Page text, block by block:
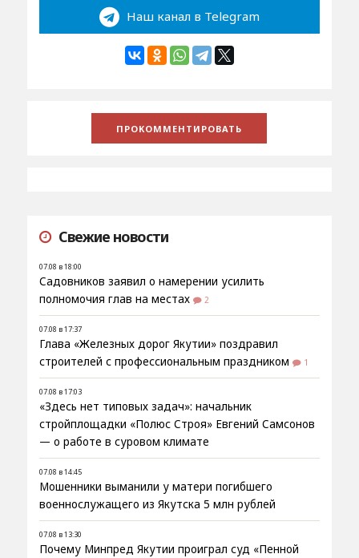
Наш канал в Telegram
Свежие новости
07.08 в 18:00
Садовников заявил о намерении усилить
полномочия глав на местах
2
07.08 в 17:37
Глава «Железных дорог Якутии» поздравил
строителей с профессиональным праздником
1
07.08 в 17:03
«Здесь нет типовых задач»: начальник
стройплощадки «Полюс Строя» Евгений Самсонов
— о работе в суровом климате
07.08 в 14:45
Мошенники выманили у матери погибшего
военнослужащего из Якутска 5 млн рублей
07.08 в 13:30
Почему Минпред Якутии проиграл суд «Пенной